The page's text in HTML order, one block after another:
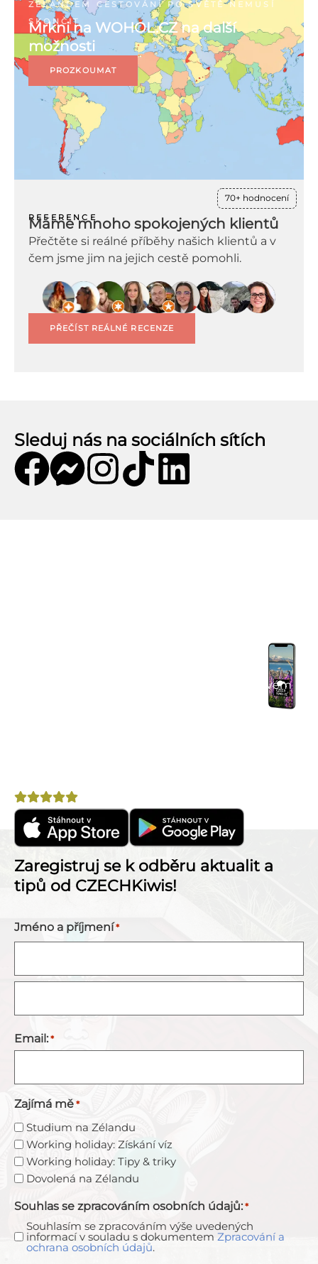
ZÉLANDEM CESTOVÁNÍ PO SVĚTĚ NEMUSÍ
SKONČIT
Mrkni na WOHOL.CZ na další
možnosti
PROZKOUMAT
70+ hodnocení
REFERENCE
Máme mnoho spokojených klientů
Přečtěte si reálné příběhy našich klientů a v
čem jsme jim na jejich cestě pomohli.
PŘEČÍST REÁLNÉ RECENZE
Sleduj nás na sociálních sítích
– spoj se s cestovateli ve svém
Hodnocení
Zaregistruj se k odběru aktualit a
tipů od CZECHKiwis!
Jméno a příjmení *
Email: *
Zajímá mě *
Studium na Zélandu
Working holiday: Získání víz
Working holiday: Tipy & triky
Dovolená na Zélandu
Souhlas se zpracováním osobních údajů: *
Souhlasím se zpracováním výše uvedených
informací v souladu s dokumentem Zpracování a
ochrana osobních údajů.